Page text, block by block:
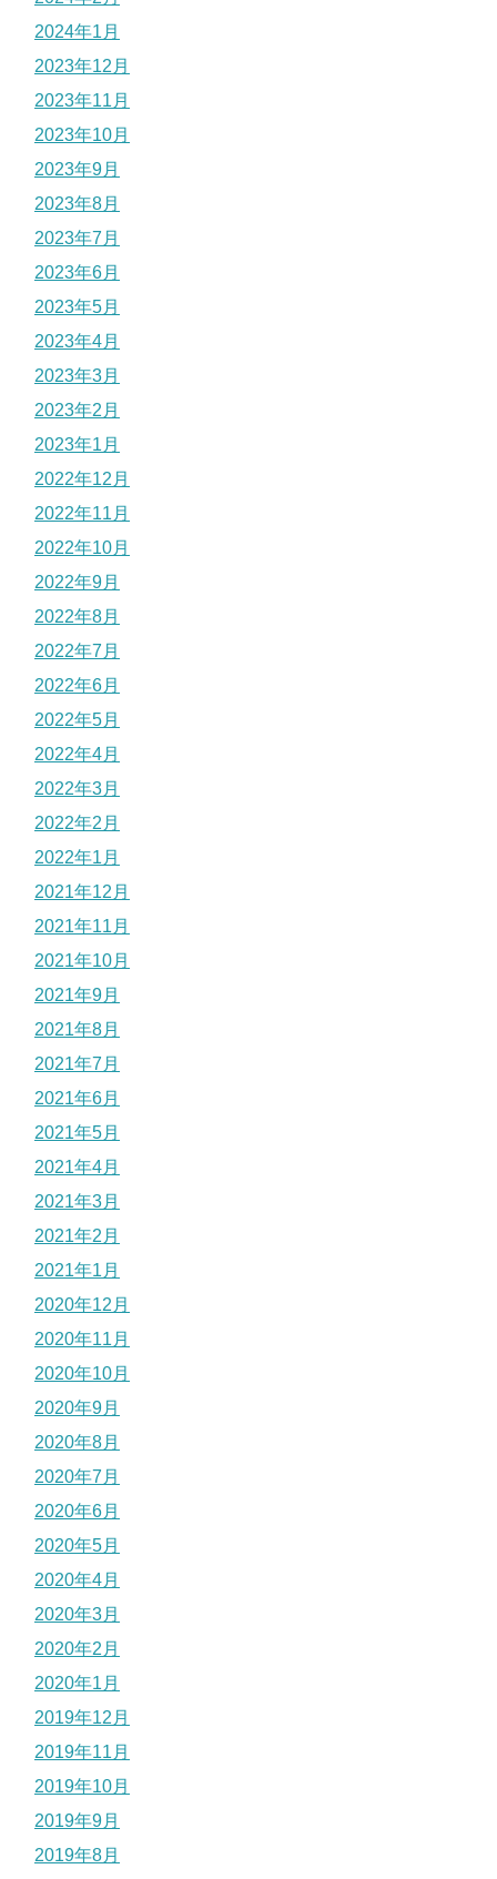
2024年1月
2023年12月
2023年11月
2023年10月
2023年9月
2023年8月
2023年7月
2023年6月
2023年5月
2023年4月
2023年3月
2023年2月
2023年1月
2022年12月
2022年11月
2022年10月
2022年9月
2022年8月
2022年7月
2022年6月
2022年5月
2022年4月
2022年3月
2022年2月
2022年1月
2021年12月
2021年11月
2021年10月
2021年9月
2021年8月
2021年7月
2021年6月
2021年5月
2021年4月
2021年3月
2021年2月
2021年1月
2020年12月
2020年11月
2020年10月
2020年9月
2020年8月
2020年7月
2020年6月
2020年5月
2020年4月
2020年3月
2020年2月
2020年1月
2019年12月
2019年11月
2019年10月
2019年9月
2019年8月